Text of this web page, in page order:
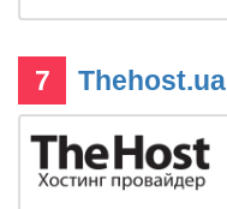
7 Thehost.ua